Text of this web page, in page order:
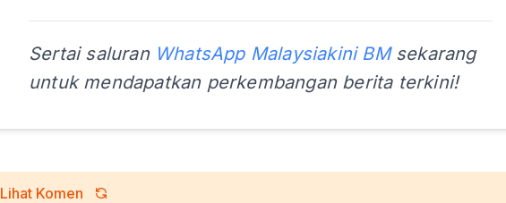
Sertai saluran WhatsApp Malaysiakini BMsekarang
untuk mendapatkan perkembangan berita terkini!
Lihat Komen